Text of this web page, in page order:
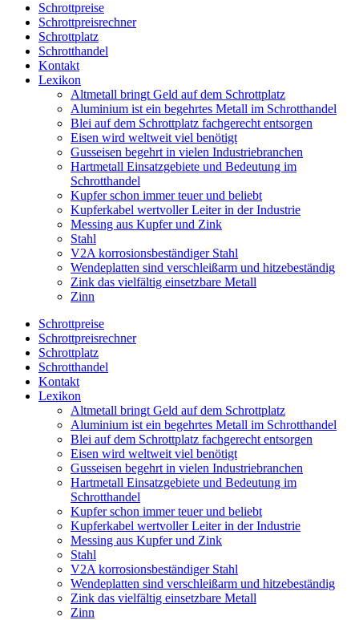
Schrottpreise
Schrottpreisrechner
Schrottplatz
Schrotthandel
Kontakt
Lexikon
Altmetall bringt Geld auf dem Schrottplatz
Aluminium ist ein begehrtes Metall im Schrotthandel
Blei auf dem Schrottplatz fachgerecht entsorgen
Eisen wird weltweit viel benötigt
Gusseisen begehrt in vielen Industriebranchen
Hartmetall Einsatzgebiete und Bedeutung im
Schrotthandel
Kupfer schon immer teuer und beliebt
Kupferkabel wertvoller Leiter in der Industrie
Messing aus Kupfer und Zink
Stahl
V2A korrosionsbeständiger Stahl
Wendeplatten sind verschleißarm und hitzebeständig
Zink das vielfältig einsetzbare Metall
Zinn
Schrottpreise
Schrottpreisrechner
Schrottplatz
Schrotthandel
Kontakt
Lexikon
Altmetall bringt Geld auf dem Schrottplatz
Aluminium ist ein begehrtes Metall im Schrotthandel
Blei auf dem Schrottplatz fachgerecht entsorgen
Eisen wird weltweit viel benötigt
Gusseisen begehrt in vielen Industriebranchen
Hartmetall Einsatzgebiete und Bedeutung im
Schrotthandel
Kupfer schon immer teuer und beliebt
Kupferkabel wertvoller Leiter in der Industrie
Messing aus Kupfer und Zink
Stahl
V2A korrosionsbeständiger Stahl
Wendeplatten sind verschleißarm und hitzebeständig
Zink das vielfältig einsetzbare Metall
Zinn